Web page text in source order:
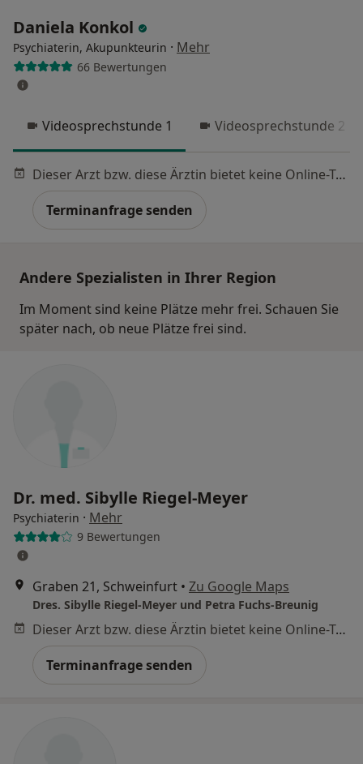
Daniela Konkol
Psychiaterin, Akupunkteurin · Mehr
66 Bewertungen
Videosprechstunde 1 Videosprechstunde 2
Dieser Arzt bzw. diese Ärztin bietet keine Online-Terminbuchung an diesem Standort an.
Terminanfrage senden
Andere Spezialisten in Ihrer Region
Im Moment sind keine Plätze mehr frei. Schauen Sie
später nach, ob neue Plätze frei sind.
Dr. med. Sibylle Riegel-Meyer
Psychiaterin · Mehr
9 Bewertungen
Graben 21, Schweinfurt • Zu Google Maps
Dres. Sibylle Riegel-Meyer und Petra Fuchs-Breunig
Dieser Arzt bzw. diese Ärztin bietet keine Online-Terminbuchung an diesem Standort an.
Terminanfrage senden